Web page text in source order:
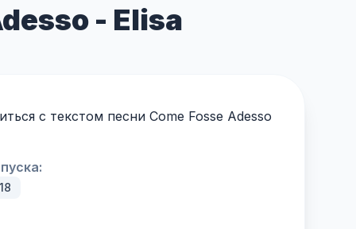
- Elisa
с текстом песни Come Fosse Adesso